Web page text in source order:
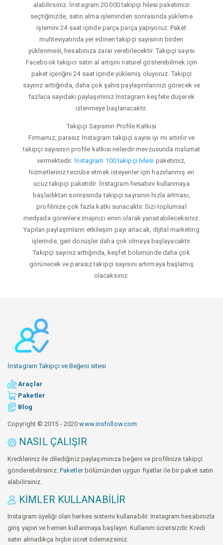
alabilirsiniz. İnstagram 20.000 takipçi hilesi paketimizi
seçtiğinizde, satın alma işleminden sonrasında yükleme
işlemini 24 saat içinde parça parça yapıyoruz. Paket
muhteviyatında yer edinen takipçi sayısının birden
yüklenmesi, hesabınıza zarar verebilecektir. Takipçi sayısı
Facebook takipci satin al artışını naturel gösterebilmek için
paket içeriğini 24 saat içinde yüklemiş oluyoruz. Takipçi
sayınız arttığında, daha çok şahıs paylaşımlarınızı görecek ve
fazlaca sayıdaki paylaşımınız İnstagram keşfete düşerek
izlenmeye başlanacaktır.
Takipçi Sayısının Profile Katkısı
Firmamız, parasız İnstagram takipçi sayısı iyi mi artırılır ve
takipçi sayısının profile katkısı nelerdir mevzusunda malumat
vermektedir. İnstagram 100 takipçi hilesi paketimiz,
hizmetleriniz tecrübe etmek isteyenler için hazırlanmış en
ucuz takipçi paketidir. İnstagram hesabını kullanmaya
başladıktan sonrasında takipçi sayısının hızla artması,
profilinize çok fazla katkı sunacaktır. Sizi toplumsal
medyada görenlere imajınızı emin olarak yansıtabileceksiniz.
Yapılan paylaşımların etkileşim payı artacak, dijital marketing
işlerinde, geri dönüşler daha çok olmaya başlayacaktır.
Takipçi sayınız arttığında, keşfet bölümünde daha çok
görünecek ve parasız takipçi sayısını artırmaya başlamış
olacaksınız.
İnstagram Takipçi ve Beğeni sitesi
Araçlar
Paketler
Blog
Copyright © 2015 - 2020www.insfollow.com
NASIL ÇALIŞIR
Kredileriniz ile dilediğiniz paylaşımınıza beğeni ve profilinize takipçi
gönderebilirsiniz. Paketlerbölümünden uygun fiyatlar ile bir paket satın
alabilirsiniz.
KIMLER KULLANABILIR
Instagram üyeliği olan herkes sistemi kullanabilir. Instagram hesabınızla
giriş yapın ve hemen kullanmaya başlayın. Kullanım ücretsizdir. Kredi
satın almadıkça hiçbir ücret ödemezsiniz.